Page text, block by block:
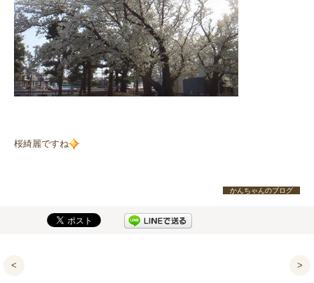
かんちゃんのブログ
桜綺麗ですね
< >